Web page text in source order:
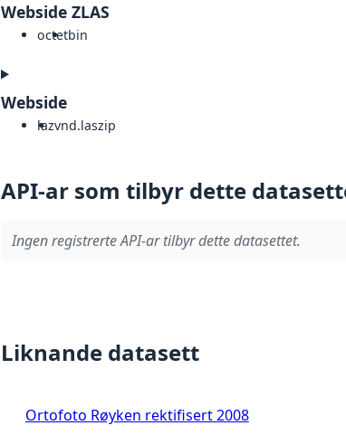
Webside ZLAS
octetbin
Webside
lazvnd.laszip
API-ar som tilbyr dette
Ingen registrerte API-ar tilbyr dette datasettet.
Liknande datasett
Ortofoto Røyken rektifisert 2008